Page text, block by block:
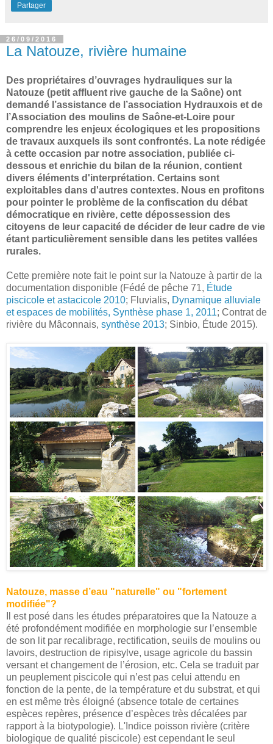
Partager
26/09/2016
La Natouze, rivière humaine
Des propriétaires d’ouvrages hydrauliques sur la
Natouze (petit affluent rive gauche de la Saône) ont
demandé l’assistance de l’association Hydrauxois et de
l’Association des moulins de Saône-et-Loire pour
comprendre les enjeux écologiques et les propositions
de travaux auxquels ils sont confrontés. La note rédigée
à cette occasion par notre association, publiée ci-
dessous et enrichie du bilan de la réunion, contient
divers éléments d'interprétation. Certains sont
exploitables dans d'autres contextes. Nous en profitons
pour pointer le problème de la confiscation du débat
démocratique en rivière, cette dépossession des
citoyens de leur capacité de décider de leur cadre de vie
étant particulièrement sensible dans les petites vallées
rurales.
Cette première note fait le point sur la Natouze à partir de la
documentation disponible (Fédé de pêche 71, Étude
piscicole et astacicole 2010; Fluvialis, Dynamique alluviale
et espaces de mobilités, Synthèse phase 1, 2011; Contrat de
rivière du Mâconnais, synthèse 2013; Sinbio, Étude 2015).
Natouze, masse d’eau "naturelle" ou "fortement
modifiée"?
Il est posé dans les études préparatoires que la Natouze a
été profondément modifiée en morphologie sur l’ensemble
de son lit par recalibrage, rectification, seuils de moulins ou
lavoirs, destruction de ripisylve, usage agricole du bassin
versant et changement de l’érosion, etc. Cela se traduit par
un peuplement piscicole qui n’est pas celui attendu en
fonction de la pente, de la température et du substrat, et qui
en est même très éloigné (absence totale de certaines
espèces repères, présence d’espèces très décalées par
rapport à la biotypologie). L'Indice poisson rivière (critère
biologique de qualité piscicole) est cependant le seul